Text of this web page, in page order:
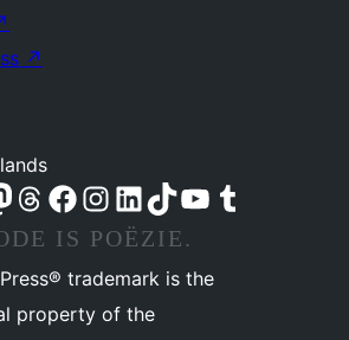
↗
account
ons Mastodon account
Bezoek ons Threads account
Onze Facebook pagina bezoeken
Bezoek ons Instagram account
Bezoek ons LinkedIn account
Bezoek ons TikTok account
Bezoek ons YouTube kanaalBezoek ons Tumblr account
IS POËZIE.
trademark is the
property of the